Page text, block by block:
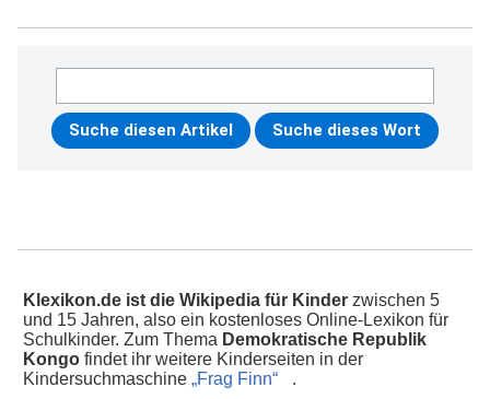
Klexikon.de ist die Wikipedia für Kinder zwischen 5
und 15 Jahren, also ein kostenloses Online-Lexikon für
Schulkinder. Zum Thema Demokratische Republik
Kongo findet ihr weitere Kinderseiten in der
Kindersuchmaschine „Frag Finn“
.